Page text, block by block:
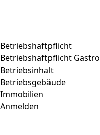
Betriebshaftpflicht
Betriebshaftpflicht Gastro
Betriebsinhalt
Betriebsgebäude
Immobilien
Anmelden